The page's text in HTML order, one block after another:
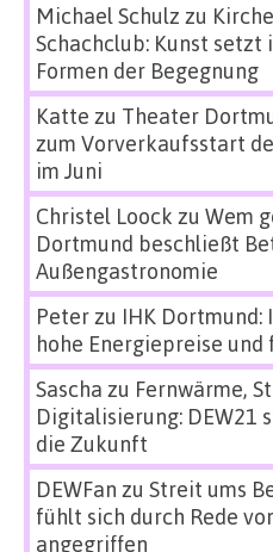
Michael Schulz zu
Schachclub: Kunst setzt
Formen der Begegnung
Katte zu Theater
zum Vorverkaufsstart
im Juni
Christel Loock zu Wem
Dortmund beschließt
Außengastronomie
Peterzu IHK
hohe Energiepreise
Sascha zu Fernwärme,
Digitalisierung: DEW21
die Zukunft
DEWFan zu Streit ums
fühlt sich durch Rede
angegriffen